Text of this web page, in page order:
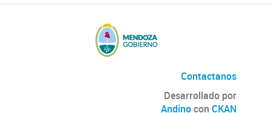
Contactanos
Desarrollado por
Andinocon CKAN